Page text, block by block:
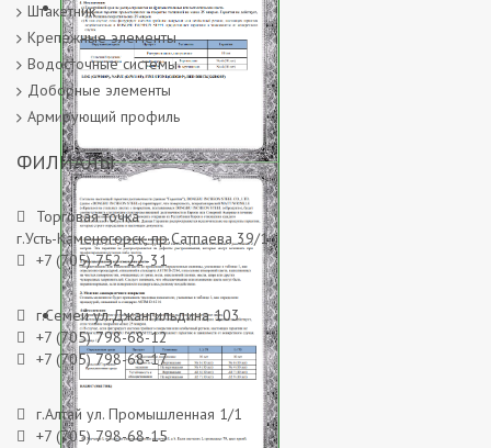
Гарантийное соглашение на
покрытия Принтек
Штакетник
Крепежные элементы
Водосточные системы
Доборные элементы
Армирующий профиль
ФИЛИАЛЫ
Торговая точка
г.Усть-Каменогорск, пр.Сатпаева 39/1
+7 (705) 752-22-31
г.Семей ул.Джангильдина 103
+7 (705) 798-68-12
+7 (705) 798-68-17
г.Алтай ул. Промышленная 1/1
+7 (705) 798-68-15